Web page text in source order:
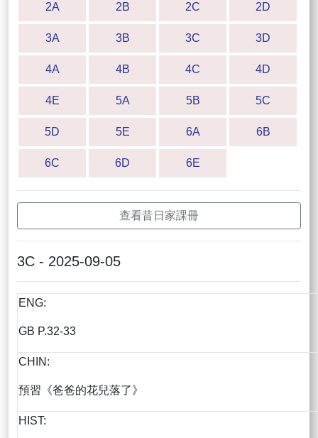
2A 2B 2C 2D
3A 3B 3C 3D
4A 4B 4C 4D
4E 5A 5B 5C
5D 5E 6A 6B
6C 6D 6E
查看昔日家課冊
3C - 2025-09-05
ENG:
GB P.32-33
CHIN:
預習《爸爸的花兒落了》
HIST: